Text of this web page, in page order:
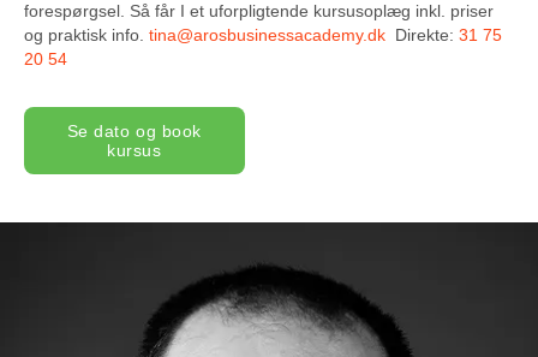
forespørgsel. Så får I et uforpligtende kursusoplæg inkl. priser
og praktisk info. tina@arosbusinessacademy.dk Direkte: 31 75
20 54
Se dato og book
kursus